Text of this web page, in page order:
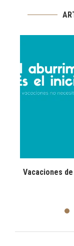
Vacaciones